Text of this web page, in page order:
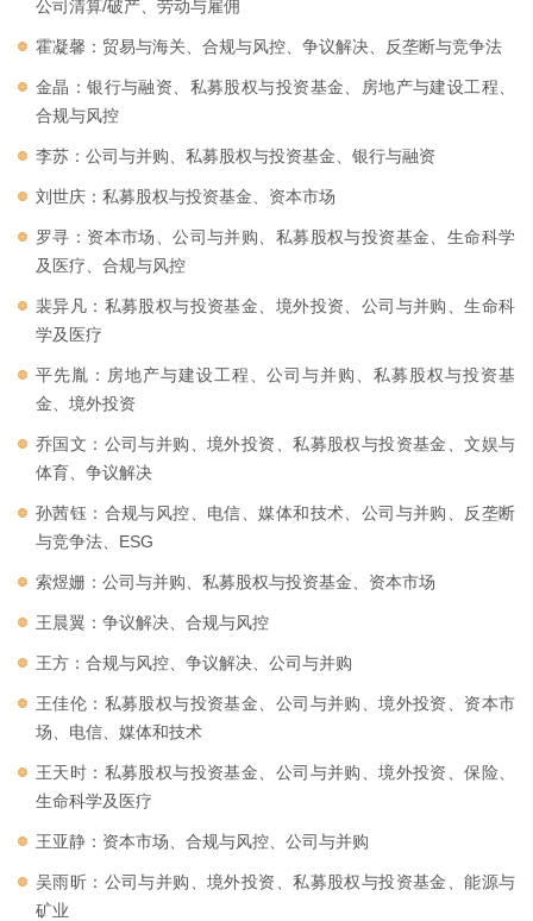
公司清算/破产、劳动与雇佣
霍凝馨：贸易与海关、合规与风控、争议解决、反垄断与竞争法
金晶：银行与融资、私募股权与投资基金、房地产与建设工程、
合规与风控
李苏：公司与并购、私募股权与投资基金、银行与融资
刘世庆：私募股权与投资基金、资本市场
罗寻：资本市场、公司与并购、私募股权与投资基金、生命科学
及医疗、合规与风控
裴异凡：私募股权与投资基金、境外投资、公司与并购、生命科
学及医疗
平先胤：房地产与建设工程、公司与并购、私募股权与投资基
金、境外投资
乔国文：公司与并购、境外投资、私募股权与投资基金、文娱与
体育、争议解决
孙茜钰：合规与风控、电信、媒体和技术、公司与并购、反垄断
与竞争法、ESG
索煜姗：公司与并购、私募股权与投资基金、资本市场
王晨翼：争议解决、合规与风控
王方：合规与风控、争议解决、公司与并购
王佳伦：私募股权与投资基金、公司与并购、境外投资、资本市
场、电信、媒体和技术
王天时：私募股权与投资基金、公司与并购、境外投资、保险、
生命科学及医疗
王亚静：资本市场、合规与风控、公司与并购
吴雨昕：公司与并购、境外投资、私募股权与投资基金、能源与
矿业